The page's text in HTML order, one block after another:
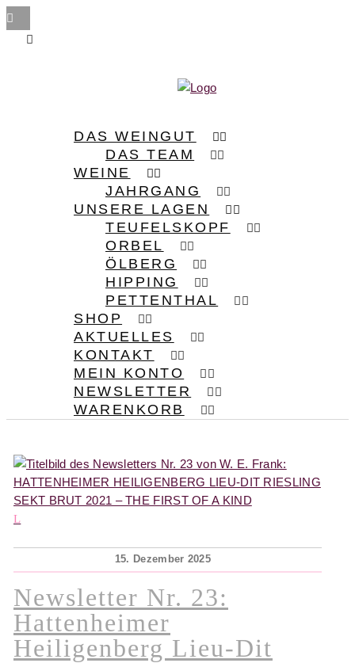
DAS WEINGUT
DAS TEAM
WEINE
JAHRGANG
UNSERE LAGEN
TEUFELSKOPF
ORBEL
ÖLBERG
HIPPING
PETTENTHAL
SHOP
AKTUELLES
KONTAKT
MEIN KONTO
NEWSLETTER
WARENKORB
15. Dezember 2025
Newsletter Nr. 23:
Hattenheimer
Heiligenberg Lieu-Dit